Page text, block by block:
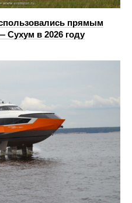
прямым
в 2026 году